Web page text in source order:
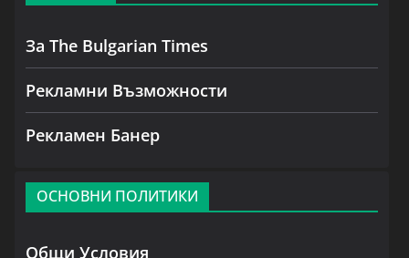
За The Bulgarian Times
Рекламни Възможности
Рекламен Банер
ОСНОВНИ ПОЛИТИКИ
Общи Условия